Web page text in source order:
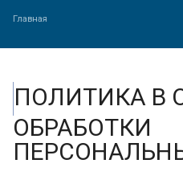
Главная
ПОЛИТИКА В
ОБРАБОТКИ